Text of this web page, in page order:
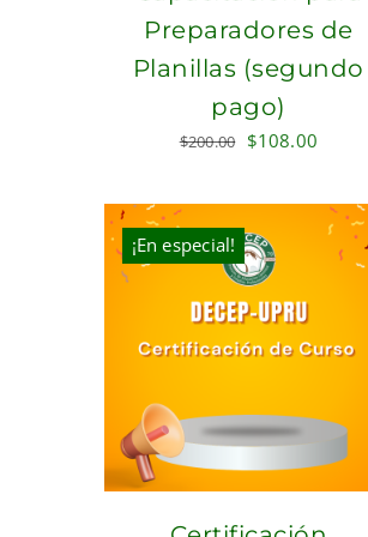
Preparadores de
Planillas (segundo
pago)
$200.00 Original
was:
$200.00.
$108.00
is:
¡En especial!